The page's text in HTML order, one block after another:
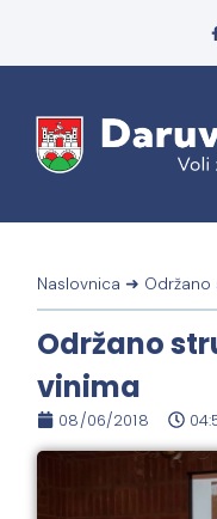
Naslovnica ➜
Održano
vinima
08/06/2018